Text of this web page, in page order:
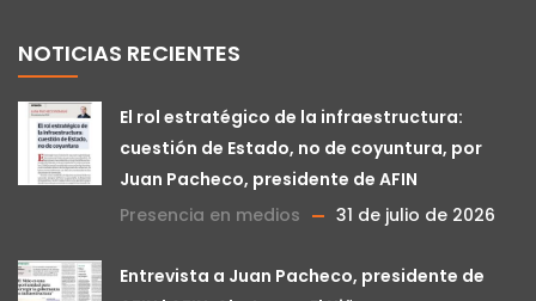
NOTICIAS RECIENTES
El rol estratégico de la infraestructura:
cuestión de Estado, no de coyuntura, por
Juan Pacheco, presidente de AFIN
Presencia en medios
31 de julio de 2026
Entrevista a Juan Pacheco, presidente de